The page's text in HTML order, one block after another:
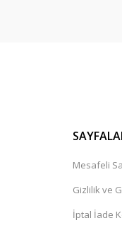
Mesafeli
Gizlilik ve
İptal İade